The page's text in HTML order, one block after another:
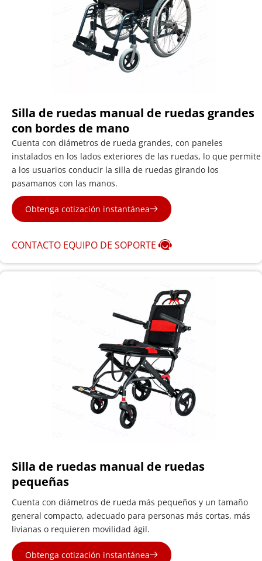
Silla de ruedas manual de ruedas grandes
con bordes de mano
Cuenta con diámetros de rueda grandes, con paneles
instalados en los lados exteriores de las ruedas, lo que permite
a los usuarios conducir la silla de ruedas girando los
pasamanos con las manos.
Obtenga cotización instantánea
CONTACTO EQUIPO DE SOPORTE
Silla de ruedas manual de ruedas
pequeñas
Cuenta con diámetros de rueda más pequeños y un tamaño
general compacto, adecuado para personas más cortas, más
livianas o requieren movilidad ágil.
Obtenga cotización instantánea